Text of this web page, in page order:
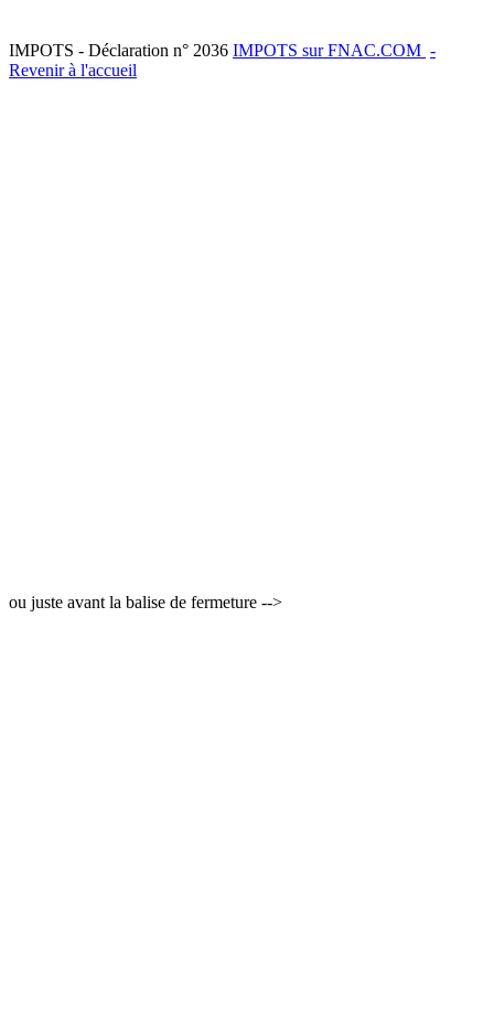
IMPOTS - Déclaration n° 2036 IMPOTS sur FNAC.COM -
Revenir à l'accueil
ou juste avant la balise de fermeture -->